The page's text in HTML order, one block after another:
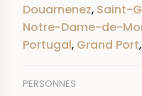
Douarnenez, Saint-
Notre-Dame-de-
Portugal, Grand Port,
PERSONNES